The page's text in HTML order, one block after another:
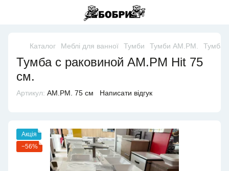
Каталог Меблі для ванної Тумби Тумби AM.PM. Тумба
Тумба с раковиной AM.PM Hit 75
см.
Артикул: АМ.РМ. 75 см Написати відгук
Акція
−56%